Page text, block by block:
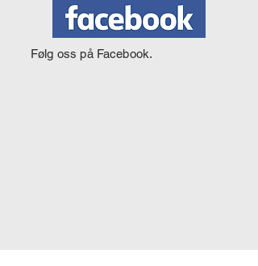
Følg oss på Facebook.